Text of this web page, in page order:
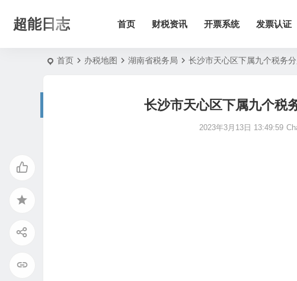
超能日志 首页 财税资讯 开票系统 发票认证
首页 办税地图 湖南省税务局 长沙市天心区下属九个税务
长沙市天心区下属九个税
2023年3月13日 13:49:59